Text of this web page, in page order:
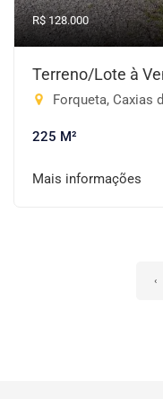
R$ 128.000
Terreno/Lote à
Forqueta, Caxias
225 M²
Mais informações
‹